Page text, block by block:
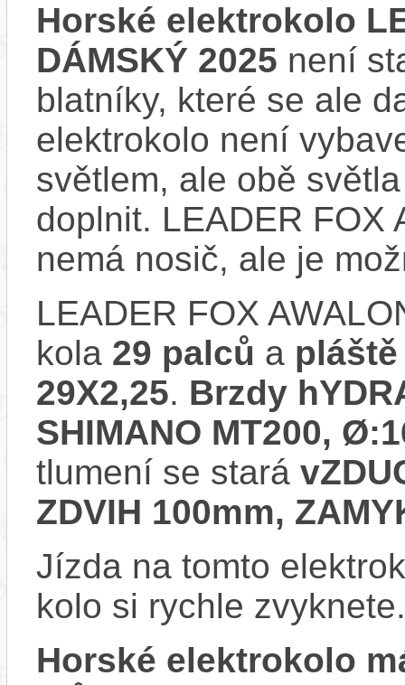
Horské elektrokolo
DÁMSKÝ 2025 není
blatníky, které se ale
elektrokolo není
světlem, ale obě
doplnit. LEADER FOX
nemá nosič, ale je
LEADER FOX
kola 29 palců a pláště
29X2,25. Brzdy
SHIMANO MT200,
tlumení se stará
ZDVIH 100mm,
Jízda na tomto
kolo si rychle zvyknete.
Horské elektrokolo